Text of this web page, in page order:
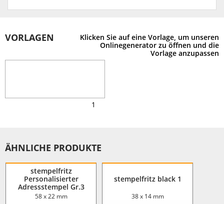
VORLAGEN
Klicken Sie auf eine Vorlage, um unseren
Onlinegenerator zu öffnen und die
Vorlage anzupassen
1
ÄHNLICHE PRODUKTE
stempelfritz
Personalisierter
Adressstempel Gr.3
58 x 22 mm
stempelfritz black 1
38 x 14 mm